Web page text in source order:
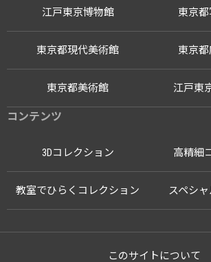
江戸東京博物館
江戸東
東京
東京都現代美術館 東京
東京都美術館
コンテンツ
3Dコレクション 高精細
教室でひらくコレクション スペシ
このサイトについて